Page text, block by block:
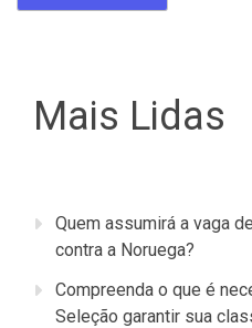
Mais Lidas
Quem assumirá a vaga
contra a Noruega?
Compreenda o que é
Seleção garantir sua